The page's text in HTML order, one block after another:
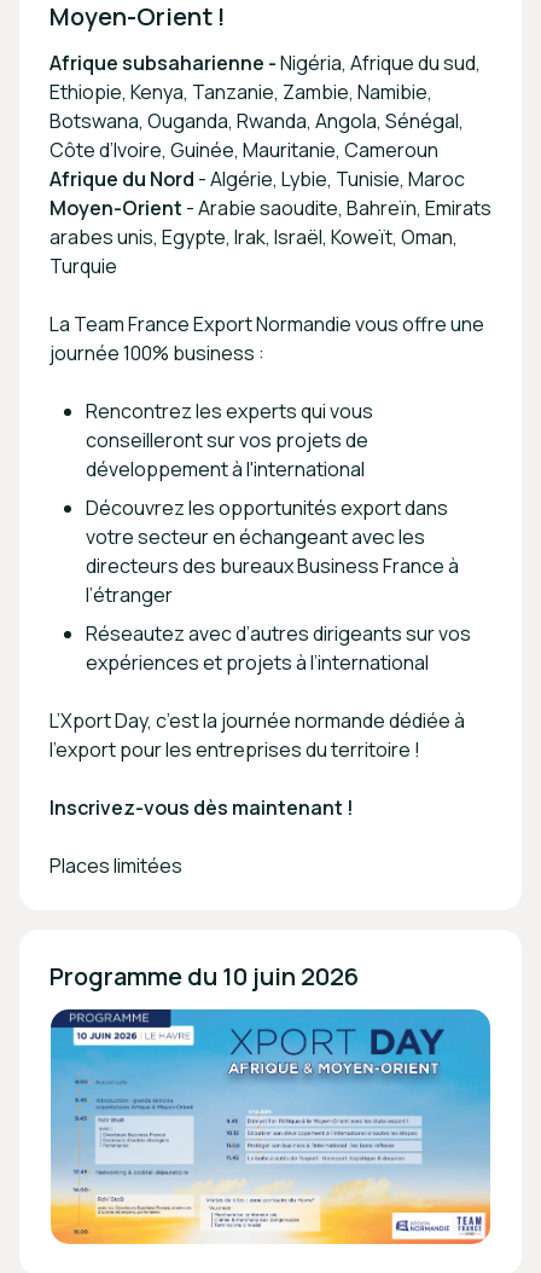
Afrique subsaharienne -Nigéria, Afrique du sud,
Ethiopie, Kenya, Tanzanie, Zambie, Namibie,
Botswana, Ouganda, Rwanda, Angola, Sénégal,
Côte d’Ivoire, Guinée, Mauritanie, Cameroun
Afrique du Nord - Algérie, Lybie, Tunisie, Maroc
Moyen-Orient - Arabie saoudite, Bahreïn, Emirats
arabes unis, Egypte, Irak, Israël, Koweït, Oman,
Turquie
La Team France Export Normandie vous offre une
journée 100% business :
Rencontrez les experts qui vous
conseilleront sur vos projets de
développement à l'international
Découvrez les opportunités export dans
votre secteur en échangeant avec les
directeurs des bureaux Business France à
l’étranger
Réseautez avec d’autres dirigeants sur vos
expériences et projets à l’international
L’Xport Day, c’est la journée normande dédiée à
l’export pour les entreprises du territoire !
Inscrivez-vous dès maintenant !
Places limitées
Programme du 10 juin 2026